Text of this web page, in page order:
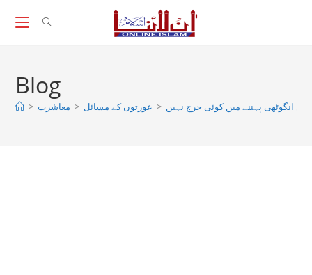
Blog
> معاشرت > عورتوں کے مسائل > انگوٹھی پہننے میں کوئی حرج نہیں